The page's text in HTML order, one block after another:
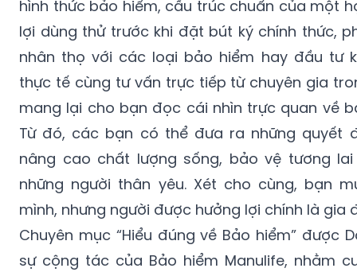
hình thức bảo hiểm, cấu trúc chuẩn của một
lợi dùng thử trước khi đặt bút ký chính thức,
nhân thọ với các loại bảo hiểm hay đầu tư
thực tế cùng tư vấn trực tiếp từ chuyên gia
mang lại cho bạn đọc cái nhìn trực quan về
Từ đó, các bạn có thể đưa ra những quyết
nâng cao chất lượng sống, bảo vệ tương
những người thân yêu. Xét cho cùng, bạn
mình, nhưng người được hưởng lợi chính là gia
Chuyên mục “Hiểu đúng về Bảo hiểm” được
sự cộng tác của Bảo hiểm Manulife, nhằm